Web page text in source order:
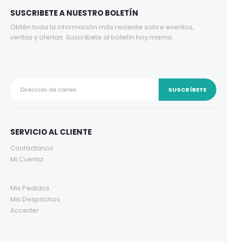
SUSCRIBETE A NUESTRO BOLETÍN
Obtén toda la información más reciente sobre eventos,
ventas y ofertas. Suscríbete al boletín hoy mismo.
SERVICIO AL CLIENTE
Contáctanos
Mi Cuenta
Mis Pedidos
Mis Despachos
Acceder